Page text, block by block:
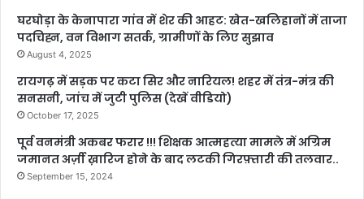
घरघोड़ा के केनापारा गांव में शेर की आहट: खेत-खलिहानों में ताजा
पदचिह्न, वन विभाग सतर्क, ग्रामीणों के लिए सुझाव
August 4, 2025
रायगढ़ में सड़क पर कटा सिर और नारियल! शहर में तंत्र-मंत्र की
सनसनी, जांच में जुटी पुलिस (देखें वीडियो)
October 17, 2025
पूर्व वनमंत्री अकबर फरार !!! शिक्षक आत्महत्या मामले में अग्रिम
जमानत अर्ज़ी ख़ारिज होने के बाद लटकी गिरफ़्तारी की तलवार..
September 15, 2024